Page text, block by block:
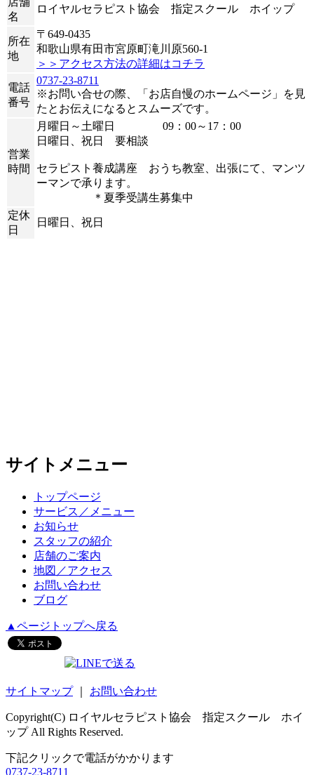
名
ロイヤルセラピスト協会 指定スクール ホイップ
所在
地
〒649-0435
和歌山県有田市宮原町滝川原560-1
＞＞アクセス方法の詳細はコチラ
電話
番号
0737-23-8711
※お問い合せの際、「お店自慢のホームページ」を見
たとお伝えになるとスムーズです。
営業
時間
月曜日～土曜日 09：00～17：00
日曜日、祝日 要相談
セラピスト養成講座 おうち教室、出張にて、マンツ
ーマンで承ります。
＊夏季受講生募集中
定休
日
日曜日、祝日
サイトメニュー
トップページ
サービス／メニュー
お知らせ
スタッフの紹介
店舗のご案内
地図／アクセス
お問い合わせ
ブログ
▲ページトップへ戻る
サイトマップ｜ お問い合わせ
Copyright(C) ロイヤルセラピスト協会 指定スクール ホイ
ップ All Rights Reserved.
下記クリックで電話がかかります
0737-23-8711